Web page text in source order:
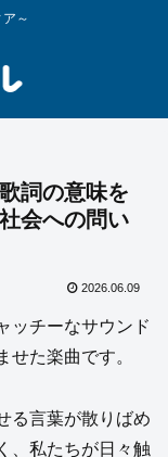
～
詞の意味を
会への問い
2026.06.09
ッチーなサウンド
た楽曲です。
る言葉が散りばめ
、私たちが日々触